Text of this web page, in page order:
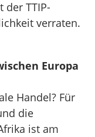
der TTIP-
verraten.
Europa
Handel? Für
die
ist am